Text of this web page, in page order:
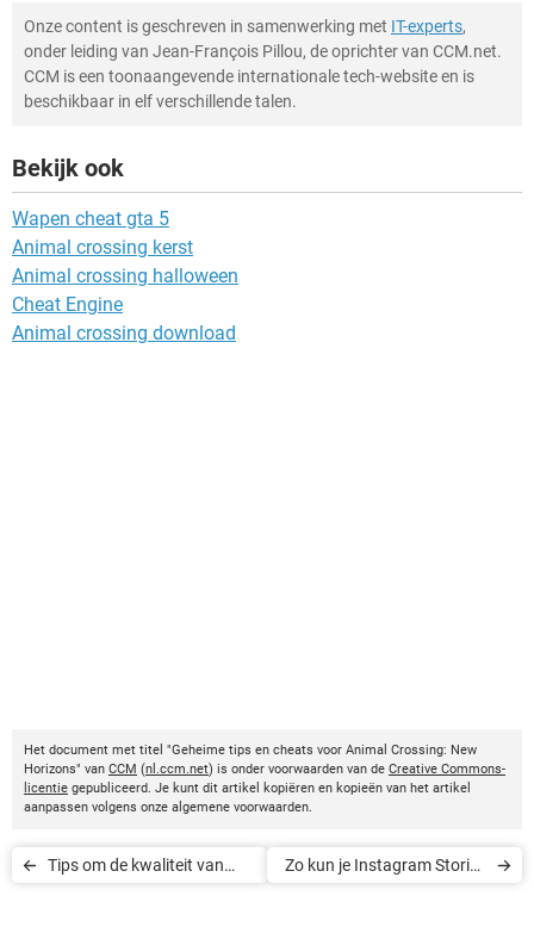
Onze content is geschreven in samenwerking met IT-experts,
onder leiding van Jean-François Pillou, de oprichter van CCM.net.
CCM is een toonaangevende internationale tech-website en is
beschikbaar in elf verschillende talen.
Bekijk ook
Wapen cheat gta 5
Animal crossing kerst
Animal crossing halloween
Cheat Engine
Animal crossing download
Het document met titel "Geheime tips en cheats voor Animal Crossing: New
Horizons" van CCM (nl.ccm.net) is onder voorwaarden van de Creative Commons-
licentie gepubliceerd. Je kunt dit artikel kopiëren en kopieën van het artikel
aanpassen volgens onze algemene voorwaarden.
Tips om de kwaliteit van
Zo kun je Instagram Stories